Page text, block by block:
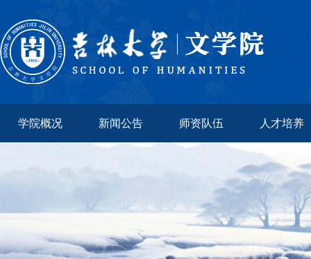
学院概况 新闻公告 师资队伍 人才培养